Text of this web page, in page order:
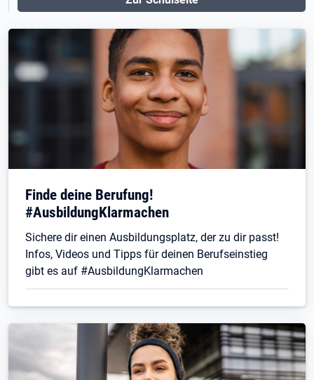
Finde deine Berufung!
#AusbildungKlarmachen
Sichere dir einen Ausbildungsplatz, der zu dir passt!
Infos, Videos und Tipps für deinen Berufseinstieg
gibt es auf #AusbildungKlarmachen